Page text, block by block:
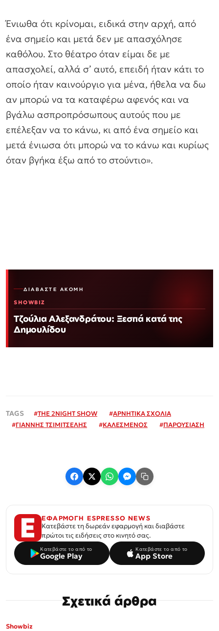
Ένιωθα ότι κρίνομαι, ειδικά στην αρχή, από
ένα σημείο και μετά δεν με απασχόλησε
καθόλου. Στο θέατρο όταν είμαι δε με
απασχολεί, αλλά σ’ αυτό, επειδή ήταν κάτι το
οποίο ήταν καινούργιο για μένα, ήθελα να δω
αν μπορώ να τα καταφέρω αφενός και να
βγάλω ασπροπρόσωπους αυτούς που με
επέλεξαν να το κάνω, κι από ένα σημείο και
μετά ένιωσα ότι μπορώ να το κάνω και κυρίως
όταν βγήκα έξω από το στούντιο».
ΔΙΑΒΆΣΤΕ ΑΚΌΜΗ
SHOWBIZ
Τζούλια Αλεξανδράτου: Ξεσπά κατά της
Δημουλίδου
#THE 2NIGHT SHOW #ΑΡΝΗΤΙΚΑ ΣΧΟΛΙΑ
#ΓΙΑΝΝΗΣ ΤΣΙΜΙΤΣΕΛΗΣ #ΚΑΛΕΣΜΕΝΟΣ #ΠΑΡΟΥΣΙΑΣΗ
ΕΦΑΡΜΟΓΗ ESPRESSO NEWS
Κατεβάστε τη δωρεάν εφαρμογή και διαβάστε
πρώτοι τις ειδήσεις στο κινητό σας.
Κατεβάστε το από το
Google Play
Κατεβάστε το από το
App Store
Σχετικά άρθρα
Showbiz